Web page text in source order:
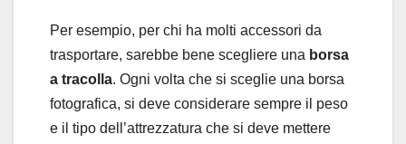
Per esempio, per chi ha molti accessori da
trasportare, sarebbe bene scegliere una borsa
a tracolla. Ogni volta che si sceglie una borsa
fotografica, si deve considerare sempre il peso
e il tipo dell’attrezzatura che si deve mettere